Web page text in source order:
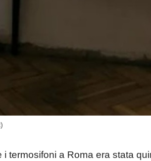
termosifoni a Roma era stata